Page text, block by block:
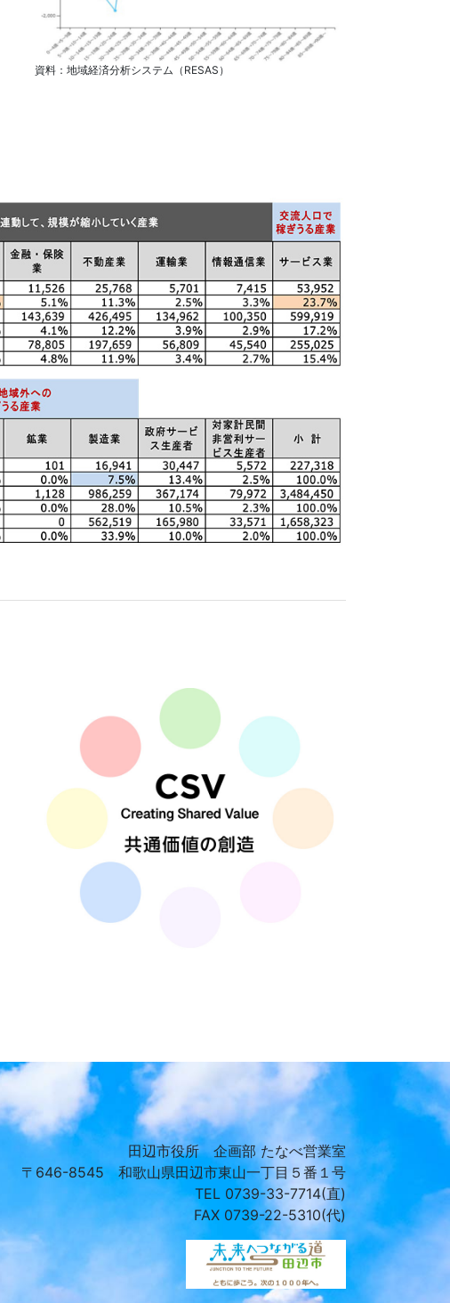
資料：地域経済分析システム（RESAS）
田辺市役所 企画部 たなべ営業室
〒646-8545 和歌山県田辺市東山一丁目５番１号
TEL 0739-33-7714(直)
FAX 0739-22-5310(代)